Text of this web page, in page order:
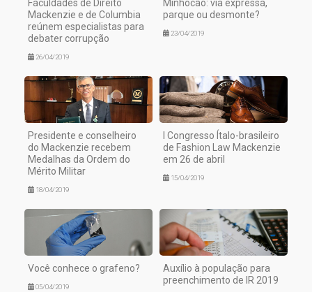
Faculdades de Direito
Mackenzie e de Columbia
reúnem especialistas para
debater corrupção
26/04/2019
Minhocão: via expressa,
parque ou desmonte?
23/04/2019
Presidente e conselheiro
do Mackenzie recebem
Medalhas da Ordem do
Mérito Militar
18/04/2019
I Congresso Ítalo-brasileiro
de Fashion Law Mackenzie
em 26 de abril
15/04/2019
Você conhece o grafeno?
05/04/2019
Auxílio à população para
preenchimento de IR 2019